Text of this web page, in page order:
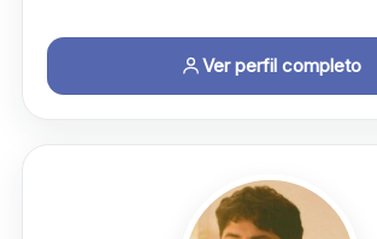
Ver perfil completo